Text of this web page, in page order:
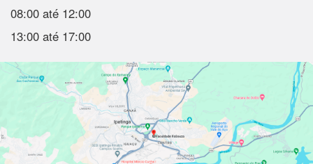
08:00 até 12:00
13:00 até 17:00